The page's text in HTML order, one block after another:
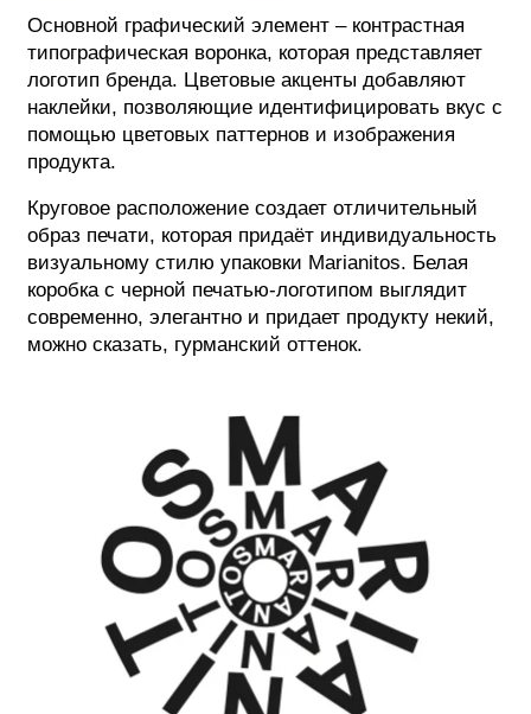
Основной графический элемент – контрастная
типографическая воронка, которая представляет
логотип бренда. Цветовые акценты добавляют
наклейки, позволяющие идентифицировать вкус с
помощью цветовых паттернов и изображения
продукта.
Круговое расположение создает отличительный
образ печати, которая придаёт индивидуальность
визуальному стилю упаковки Marianitos. Белая
коробка с черной печатью-логотипом выглядит
современно, элегантно и придает продукту некий,
можно сказать, гурманский оттенок.